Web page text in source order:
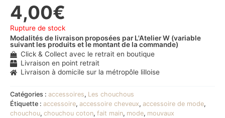
4,00€
Rupture de stock
Modalités de livraison proposées par L'Atelier W (variable
suivant les produits et le montant de la commande)
Click & Collect avec le retrait en boutique
Livraison en point retrait
Livraison à domicile sur la métropôle lilloise
Catégories : accessoires, Les chouchous
Étiquette : accessoire, accessoire cheveux, accessoire de mode,
chouchou, chouchou coton, fait main, mode, mouvaux